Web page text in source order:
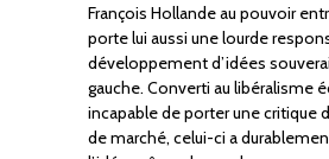
François Hollande au pouvoir
porte lui aussi une lourde
développement d’idées
gauche. Converti au libéralisme
incapable de porter une critique
de marché, celui-ci a